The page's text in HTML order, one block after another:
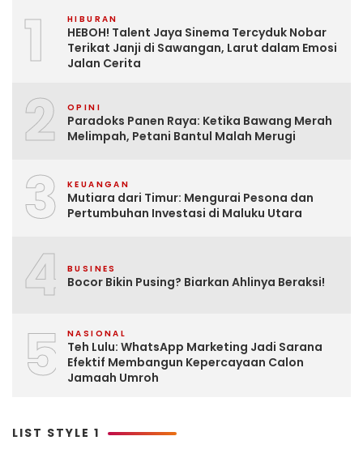
1 HIBURAN
HEBOH! Talent Jaya Sinema Tercyduk Nobar
Terikat Janji di Sawangan, Larut dalam Emosi
Jalan Cerita
2 OPINI
Paradoks Panen Raya: Ketika Bawang Merah
Melimpah, Petani Bantul Malah Merugi
3 KEUANGAN
Mutiara dari Timur: Mengurai Pesona dan
Pertumbuhan Investasi di Maluku Utara
4 BUSINES
Bocor Bikin Pusing? Biarkan Ahlinya Beraksi!
5 NASIONAL
Teh Lulu: WhatsApp Marketing Jadi Sarana
Efektif Membangun Kepercayaan Calon
Jamaah Umroh
LIST STYLE 1